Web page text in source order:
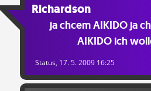
Richardson
ja chcem AIKIDO ja
AIKIDO ich
Status, 17. 5. 2009 16:25